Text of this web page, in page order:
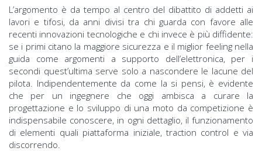
L’argomento è da tempo al centro del dibattito di addetti ai
lavori e tifosi, da anni divisi tra chi guarda con favore alle
recenti innovazioni tecnologiche e chi invece è più diffidente:
se i primi citano la maggiore sicurezza e il miglior feeling nella
guida come argomenti a supporto dell’elettronica, per i
secondi quest’ultima serve solo a nascondere le lacune del
pilota. Indipendentemente da come la si pensi, è evidente
che per un ingegnere che oggi ambisca a curare la
progettazione e lo sviluppo di una moto da competizione è
indispensabile conoscere, in ogni dettaglio, il funzionamento
di elementi quali piattaforma iniziale, traction control e via
discorrendo.